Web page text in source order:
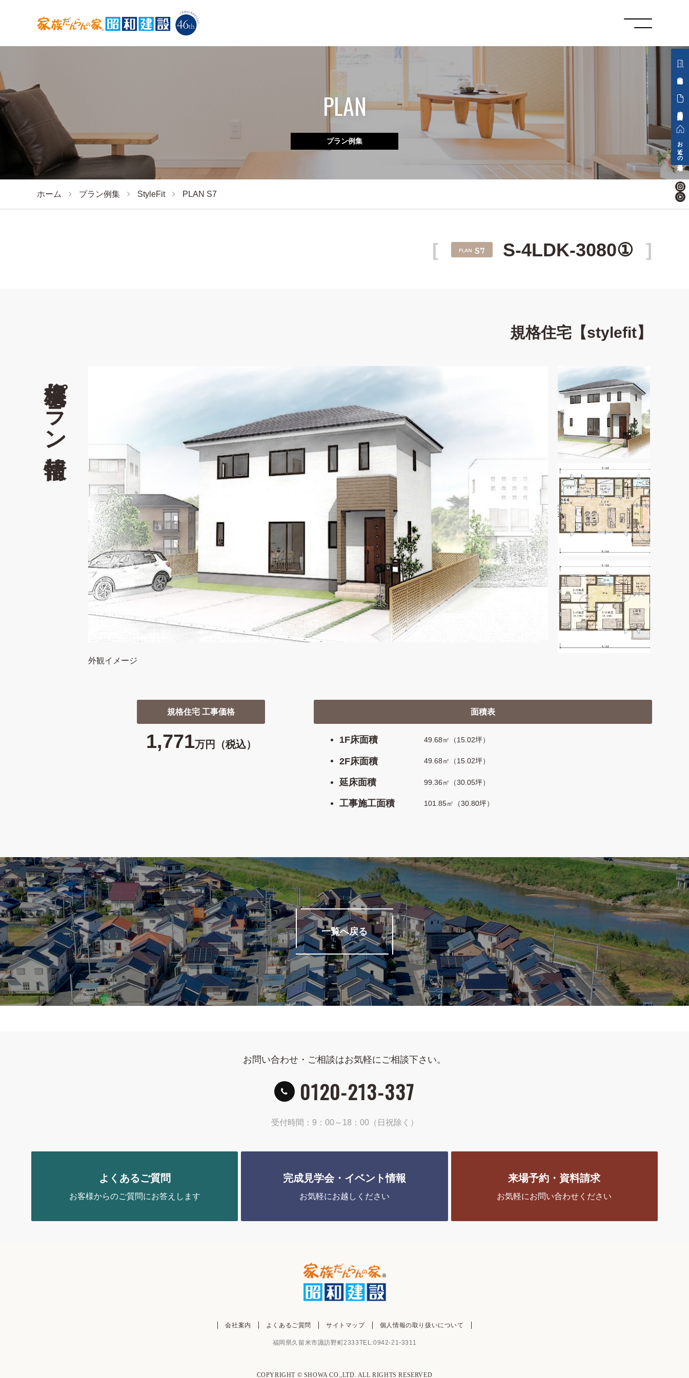
PLAN
プラン例集
ホーム プラン例集 StyleFit PLAN S7
PLAN S7 S-4LDK-3080①
規格住宅【stylefit】
規格住宅プラン情報
外観イメージ
規格住宅 工事価格
1,771万円（税込）
面積表
1F床面積 49.68㎡（15.02坪）
2F床面積 49.68㎡（15.02坪）
延床面積 99.36㎡（30.05坪）
工事施工面積 101.85㎡（30.80坪）
一覧へ戻る
お問い合わせ・ご相談はお気軽にご相談下さい。
0120-213-337
受付時間：9：00～18：00（日祝除く）
よくあるご質問
お客様からのご質問にお答えします
完成見学会・イベント情報
お気軽にお越しください
来場予約・資料請求
お気軽にお問い合わせください
会社案内 よくあるご質問 サイトマップ 個人情報の取り扱いについて
福岡県久留米市諏訪野町2333TEL:0942-21-3311
COPYRIGHT © SHOWA CO.,LTD. ALL RIGHTS RESERVED
お近くの展示場